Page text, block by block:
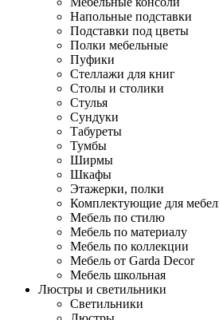
Напольные подставки
Подставки под цветы
Полки мебельные
Пуфики
Стеллажи для книг
Столы и столики
Стулья
Сундуки
Табуреты
Тумбы
Ширмы
Шкафы
Этажерки, полки
Комплектующие для
Мебель по стилю
Мебель по материалу
Мебель по коллекции
Мебель от Garda Decor
Мебель школьная
Люстры и светильники
Светильники